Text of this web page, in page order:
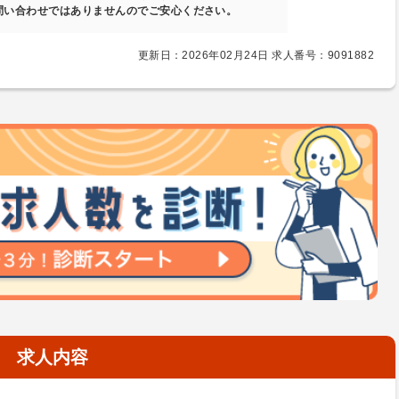
合わせではありませんのでご安心ください。
更新日：2026年02月24日 求人番号：9091882
求人内容